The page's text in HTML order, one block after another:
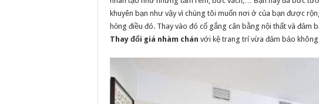
khuyên bạn như vậy vì chúng tôi muốn nơi ở của bạn được
hỏng điều đó. Thay vào đó cố gắng cân bằng nội thất và đảm
Thay đổi giá nhàm chán với kệ trang trí vừa đảm bảo